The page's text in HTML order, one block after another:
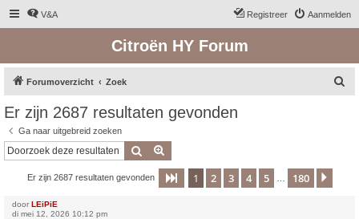
V&A Aanmelden
Registreer
Citroën HY Forum
Forumoverzicht Zoek
Er zijn 2687 resultaten gevonden
Ga naar uitgebreid zoeken
Zoek
Er zijn 2687 resultaten gevonden Pagina van 180
1 2 3 4 5 180
door LEiPiE
di mei 12, 2026 10:12 pm